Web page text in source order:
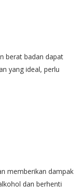
berat badan dapat
yang ideal, perlu
memberikan dampak
dan berhenti